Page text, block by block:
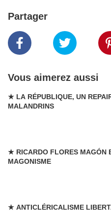
Partager
Vous aimerez aussi
★ LA RÉPUBLIQUE, UN
MALANDRINS
★ RICARDO FLORES MAGÓN
MAGONISME
★ ANTICLÉRICALISME